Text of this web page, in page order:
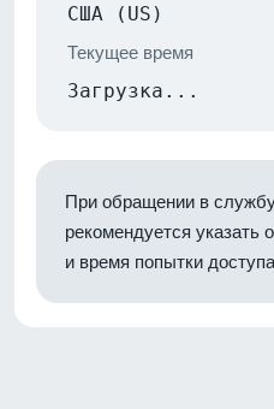
США (US)
Текущее время
Загрузка...
При обращении в
рекомендуется указать
и время попытки